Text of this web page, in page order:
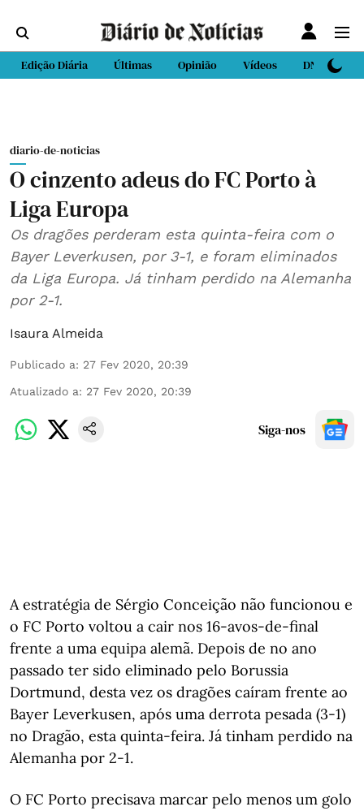
Edição Diária Últimas Opinião Vídeos DN Sport
diario-de-noticias
O cinzento adeus do FC Porto à
Liga Europa
Os dragões perderam esta quinta-feira com o
Bayer Leverkusen, por 3-1, e foram eliminados
da Liga Europa. Já tinham perdido na Alemanha
por 2-1.
Isaura Almeida
Publicado a: 27 Fev 2020, 20:39
Atualizado a: 27 Fev 2020, 20:39
Siga-nos
A estratégia de Sérgio Conceição não funcionou e
o FC Porto voltou a cair nos 16-avos-de-final
frente a uma equipa alemã. Depois de no ano
passado ter sido eliminado pelo Borussia
Dortmund, desta vez os dragões caíram frente ao
Bayer Leverkusen, após uma derrota pesada (3-1)
no Dragão, esta quinta-feira. Já tinham perdido na
Alemanha por 2-1.
O FC Porto precisava marcar pelo menos um golo